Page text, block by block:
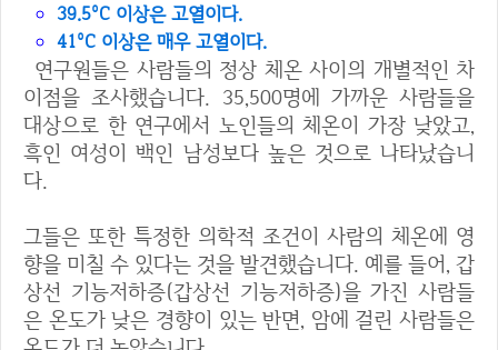
39.5°C 이상은 고열이다.
41°C 이상은 매우 고열이다.
연구원들은 사람들의 정상 체온 사이의 개별적인 차
이점을 조사했습니다. 35,500명에 가까운 사람들을
대상으로 한 연구에서 노인들의 체온이 가장 낮았고,
흑인 여성이 백인 남성보다 높은 것으로 나타났습니
다.
그들은 또한 특정한 의학적 조건이 사람의 체온에 영
향을 미칠 수 있다는 것을 발견했습니다. 예를 들어, 갑
상선 기능저하증(갑상선 기능저하증)을 가진 사람들
은 온도가 낮은 경향이 있는 반면, 암에 걸린 사람들은